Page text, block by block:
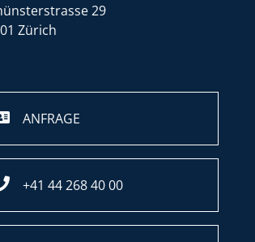
29
Zürich
ANFRAGE
+41 44 268 40 00